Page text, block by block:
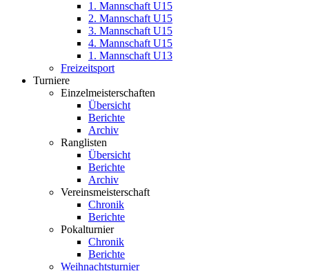
1. Mannschaft U15
2. Mannschaft U15
3. Mannschaft U15
4. Mannschaft U15
1. Mannschaft U13
Freizeitsport
Turniere
Einzelmeisterschaften
Übersicht
Berichte
Archiv
Ranglisten
Übersicht
Berichte
Archiv
Vereinsmeisterschaft
Chronik
Berichte
Pokalturnier
Chronik
Berichte
Weihnachtsturnier